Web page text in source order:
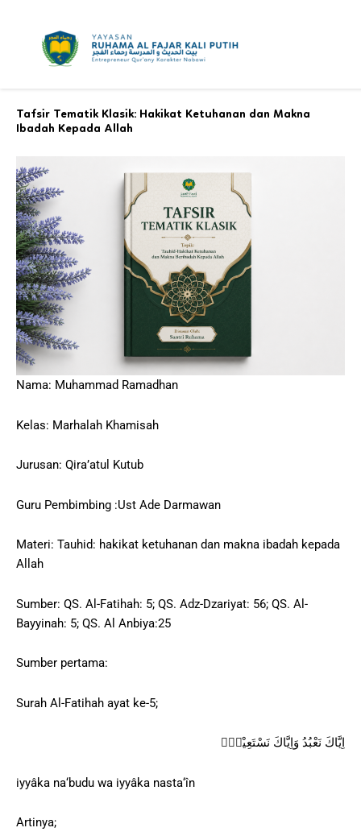
Tafsir Tematik Klasik: Hakikat Ketuhanan dan Makna
Ibadah Kepada Allah
Nama: Muhammad Ramadhan
Kelas: Marhalah Khamisah
Jurusan: Qira’atul Kutub
Guru Pembimbing :Ust Ade Darmawan
Materi: Tauhid: hakikat ketuhanan dan makna ibadah kepada
Allah
Sumber: QS. Al-Fatihah: 5; QS. Adz-Dzariyat: 56; QS. Al-
Bayyinah: 5; QS. Al Anbiya:25
Sumber pertama:
Surah Al-Fatihah ayat ke-5;
اِيَّاكَ نَعْبُدُ وَاِيَّاكَ نَسْتَعِيْنُۗ
iyyâka na‘budu wa iyyâka nasta‘în
Artinya;